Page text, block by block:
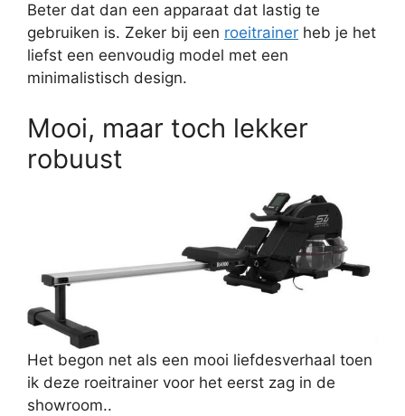
Beter dat dan een apparaat dat lastig te
gebruiken is. Zeker bij een roeitrainer heb je het
liefst een eenvoudig model met een
minimalistisch design.
Mooi, maar toch lekker
robuust
Het begon net als een mooi liefdesverhaal toen
ik deze roeitrainer voor het eerst zag in de
showroom..